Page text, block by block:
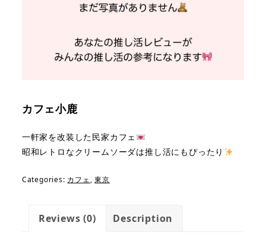
カフェ小鹿
一軒家を改装した民家カフェ
昭和レトロなクリームソーダは推し活にもぴったり
Categories: カフェ,東京
Reviews (0) Description